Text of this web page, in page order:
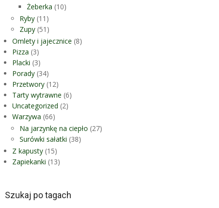
Żeberka (10)
Ryby (11)
Zupy (51)
Omlety i jajecznice (8)
Pizza (3)
Placki (3)
Porady (34)
Przetwory (12)
Tarty wytrawne (6)
Uncategorized (2)
Warzywa (66)
Na jarzynkę na ciepło (27)
Surówki sałatki (38)
Z kapusty (15)
Zapiekanki (13)
Szukaj po tagach